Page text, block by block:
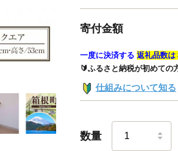
寄付金額
一度に決済する 返礼品数は
🔰ふるさと納税が初めての
仕組みについて知る
数量